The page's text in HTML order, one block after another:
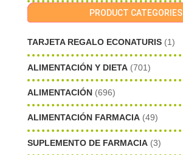
PRODUCT CATEGORIES
TARJETA REGALO ECONATURIS (1)
ALIMENTACIÓN Y DIETA (701)
ALIMENTACIÓN (696)
ALIMENTACIÓN FARMACIA (49)
SUPLEMENTO DE FARMACIA (3)